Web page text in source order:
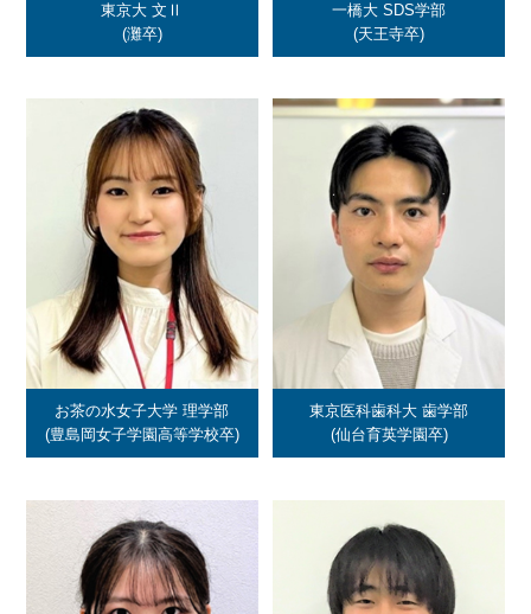
東京大 文Ⅱ
(灘卒)
一橋大 SDS学部
(天王寺卒)
お茶の水女子大学 理学部
(豊島岡女子学園高等学校卒)
東京医科歯科大 歯学部
(仙台育英学園卒)